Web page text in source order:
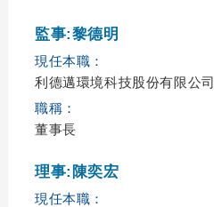
監事:黎德明
現任本職：
利德邁環境科技股份有限公司
職稱：
董事長
理事:陳奕宏
現任本職：